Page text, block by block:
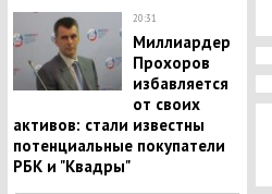
20:31
Миллиардер
Прохоров
избавляется
от своих
активов: стали известны
потенциальные покупатели
РБК и "Квадры"